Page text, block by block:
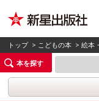
トップ > こどもの本 >絵本
本を探す